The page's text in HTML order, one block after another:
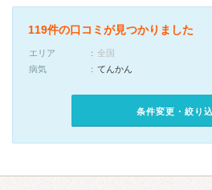
119件の口コミが見つかりました
エリア
全国
病気
てんかん
条件変更・絞り